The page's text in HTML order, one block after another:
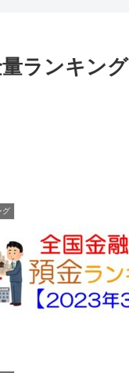
ランキング
グ